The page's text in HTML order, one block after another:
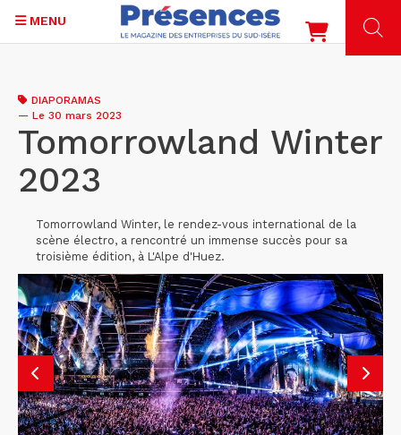
contenu
principal
MENU
DIAPORAMAS
— Le 30 mars 2023
Tomorrowland Winter
2023
Tomorrowland Winter, le rendez-vous international de la
scène électro, a rencontré un immense succès pour sa
troisième édition, à L'Alpe d'Huez.